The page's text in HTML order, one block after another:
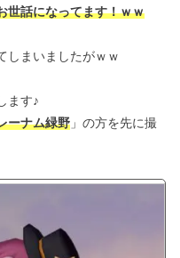
世話になってます！ｗｗ
しまいましたがｗｗ
ます♪
ーナム緑野 」の方を先に撮